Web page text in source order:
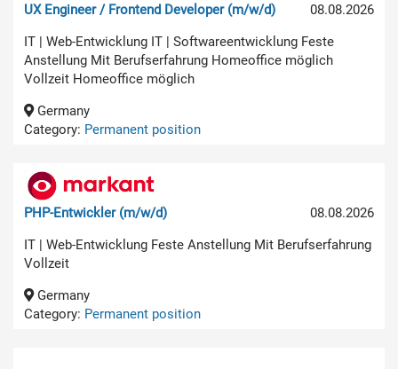
08.08.2026
UX Engineer / Frontend Developer (m/w/d)
IT | Web-Entwicklung IT | Softwareentwicklung Feste
Anstellung Mit Berufserfahrung Homeoffice möglich
Vollzeit Homeoffice möglich
Germany
Category: Permanent position
08.08.2026
PHP-Entwickler (m/w/d)
IT | Web-Entwicklung Feste Anstellung Mit Berufserfahrung
Vollzeit
Germany
Category: Permanent position